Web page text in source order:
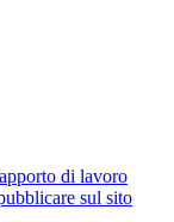
di lavoro
sul sito